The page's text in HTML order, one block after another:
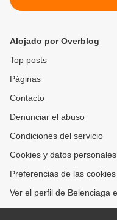
Alojado por Overblog
Top posts
Páginas
Contacto
Denunciar el abuso
Condiciones del servicio
Cookies y datos personales
Preferencias de las cookies
Ver el perfil de Belenciaga